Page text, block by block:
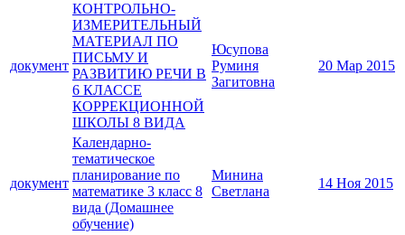
документ
КОНТРОЛЬНО-
ИЗМЕРИТЕЛЬНЫЙ
МАТЕРИАЛ ПО
ПИСЬМУ И
РАЗВИТИЮ РЕЧИ В
6 КЛАССЕ
КОРРЕКЦИОННОЙ
ШКОЛЫ 8 ВИДА
Юсупова
Руминя
Загитовна
20 Мар 2015
документ
Календарно-
тематическое
планирование по
математике 3 класс 8
вида (Домашнее
обучение)
Минина
Светлана
14 Ноя 2015